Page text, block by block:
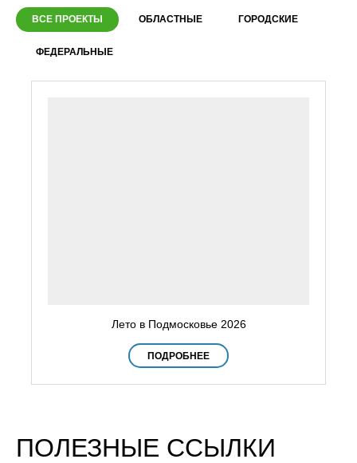
ВСЕ ПРОЕКТЫ ОБЛАСТНЫЕ ГОРОДСКИЕ
ФЕДЕРАЛЬНЫЕ
Лето в Подмосковье 2026
ПОДРОБНЕЕ
ПОЛЕЗНЫЕ ССЫЛКИ